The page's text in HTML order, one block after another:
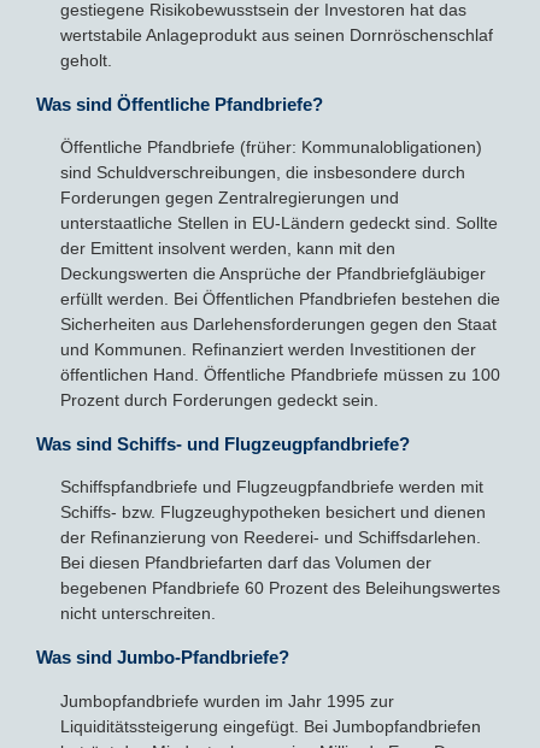
gestiegene Risikobewusstsein der Investoren hat das
wertstabile Anlageprodukt aus seinen Dornröschenschlaf
geholt.
Was sind Öffentliche Pfandbriefe?
Öffentliche Pfandbriefe (früher: Kommunalobligationen)
sind Schuldverschreibungen, die insbesondere durch
Forderungen gegen Zentralregierungen und
unterstaatliche Stellen in EU-Ländern gedeckt sind. Sollte
der Emittent insolvent werden, kann mit den
Deckungswerten die Ansprüche der Pfandbriefgläubiger
erfüllt werden. Bei Öffentlichen Pfandbriefen bestehen die
Sicherheiten aus Darlehensforderungen gegen den Staat
und Kommunen. Refinanziert werden Investitionen der
öffentlichen Hand. Öffentliche Pfandbriefe müssen zu 100
Prozent durch Forderungen gedeckt sein.
Was sind Schiffs- und Flugzeugpfandbriefe?
Schiffspfandbriefe und Flugzeugpfandbriefe werden mit
Schiffs- bzw. Flugzeughypotheken besichert und dienen
der Refinanzierung von Reederei- und Schiffsdarlehen.
Bei diesen Pfandbriefarten darf das Volumen der
begebenen Pfandbriefe 60 Prozent des Beleihungswertes
nicht unterschreiten.
Was sind Jumbo-Pfandbriefe?
Jumbopfandbriefe wurden im Jahr 1995 zur
Liquiditätssteigerung eingefügt. Bei Jumbopfandbriefen